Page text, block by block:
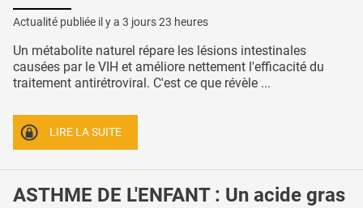
Actualité publiée il y a 3 jours 23 heures
Un métabolite naturel répare les lésions intestinales
causées par le VIH et améliore nettement l'efficacité du
traitement antirétroviral. C'est ce que révèle ...
LIRE LA SUITE
ASTHME DE L'ENFANT : Un acide gras